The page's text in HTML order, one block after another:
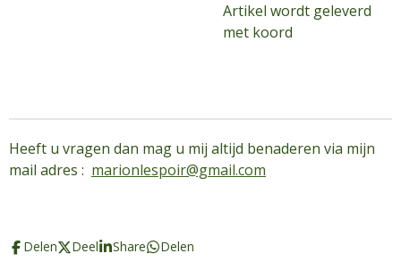
Artikel wordt geleverd
met koord
Heeft u vragen dan mag u mij altijd benaderen via mijn
mail adres : marionlespoir@gmail.com
Delen Deel Share Delen